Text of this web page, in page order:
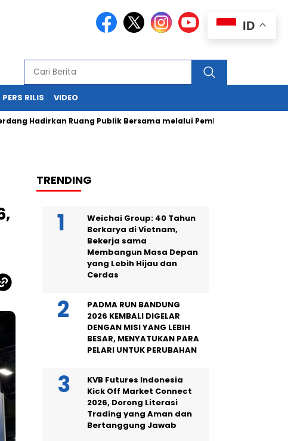
PERS RILIS VIDEO
Ruang Publik Bersama melalui Pembangunan Alun-Alun
TRENDING
Weichai Group: 40 Tahun
Berkarya di Vietnam,
Bekerja sama
Membangun Masa Depan
yang Lebih Hijau dan
Cerdas
PADMA RUN BANDUNG
2026 KEMBALI DIGELAR
DENGAN MISI YANG LEBIH
BESAR, MENYATUKAN PARA
PELARI UNTUK PERUBAHAN
KVB Futures Indonesia
Kick Off Market Connect
2026, Dorong Literasi
Trading yang Aman dan
Bertanggung Jawab
ID